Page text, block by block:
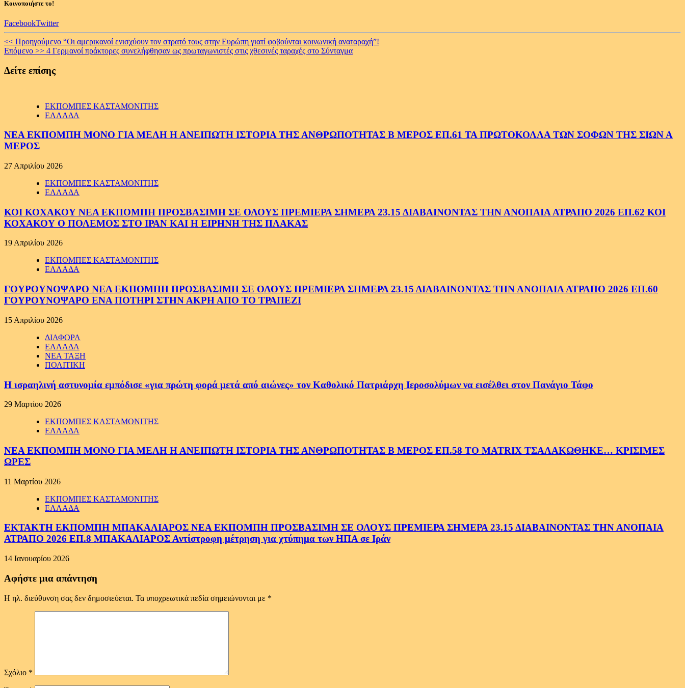
Κοινοποιήστε το!
FacebookTwitter
Continue
Reading
<< Προηγούμενο “Οι αμερικανοί ενισχύουν τον στρατό τους στην Ευρώπη γιατί φοβούνται κοινωνική αναταραχή”!
Επόμενο >> 4 Γερμανοί πράκτορες συνελήφθησαν ως πρωταγωνιστές στις χθεσινές ταραχές στο Σύνταγμα
Δείτε επίσης
ΕΚΠΟΜΠΕΣ ΚΑΣΤΑΜΟΝΙΤΗΣ
ΕΛΛΑΔΑ
ΝΕΑ ΕΚΠΟΜΠΗ ΜΟΝΟ ΓΙΑ ΜΕΛΗ Η ΑΝΕΙΠΩΤΗ ΙΣΤΟΡΙΑ ΤΗΣ ΑΝΘΡΩΠΟΤΗΤΑΣ Β ΜΕΡΟΣ ΕΠ.61 ΤΑ ΠΡΩΤΟΚΟΛΛΑ ΤΩΝ ΣΟΦΩΝ ΤΗΣ ΣΙΩΝ Α
ΜΕΡΟΣ
27 Απριλίου 2026
ΕΚΠΟΜΠΕΣ ΚΑΣΤΑΜΟΝΙΤΗΣ
ΕΛΛΑΔΑ
ΚΟΙ ΚΟΧΑΚΟΥ ΝΕΑ ΕΚΠΟΜΠΗ ΠΡΟΣΒΑΣΙΜΗ ΣΕ ΟΛΟΥΣ ΠΡΕΜΙΕΡΑ ΣΗΜΕΡΑ 23.15 ΔΙΑΒΑΙΝΟΝΤΑΣ ΤΗΝ ΑΝΟΠΑΙΑ ΑΤΡΑΠΟ 2026 ΕΠ.62 ΚΟΙ
ΚΟΧΑΚΟΥ Ο ΠΟΛΕΜΟΣ ΣΤΟ ΙΡΑΝ ΚΑΙ Η ΕΙΡΗΝΗ ΤΗΣ ΠΛΑΚΑΣ
19 Απριλίου 2026
ΕΚΠΟΜΠΕΣ ΚΑΣΤΑΜΟΝΙΤΗΣ
ΕΛΛΑΔΑ
ΓΟΥΡΟΥΝΟΨΑΡΟ ΝΕΑ ΕΚΠΟΜΠΗ ΠΡΟΣΒΑΣΙΜΗ ΣΕ ΟΛΟΥΣ ΠΡΕΜΙΕΡΑ ΣΗΜΕΡΑ 23.15 ΔΙΑΒΑΙΝΟΝΤΑΣ ΤΗΝ ΑΝΟΠΑΙΑ ΑΤΡΑΠΟ 2026 ΕΠ.60
ΓΟΥΡΟΥΝΟΨΑΡΟ ΕΝΑ ΠΟΤΗΡΙ ΣΤΗΝ ΑΚΡΗ ΑΠΟ ΤΟ ΤΡΑΠΕΖΙ
15 Απριλίου 2026
ΔΙΑΦΟΡΑ
ΕΛΛΑΔΑ
ΝΕΑ ΤΑΞΗ
ΠΟΛΙΤΙΚΗ
Η ισραηλινή αστυνομία εμπόδισε «για πρώτη φορά μετά από αιώνες» τον Καθολικό Πατριάρχη Ιεροσολύμων να εισέλθει στον Πανάγιο Τάφο
29 Μαρτίου 2026
ΕΚΠΟΜΠΕΣ ΚΑΣΤΑΜΟΝΙΤΗΣ
ΕΛΛΑΔΑ
ΝΕΑ ΕΚΠΟΜΠΗ ΜΟΝΟ ΓΙΑ ΜΕΛΗ Η ΑΝΕΙΠΩΤΗ ΙΣΤΟΡΙΑ ΤΗΣ ΑΝΘΡΩΠΟΤΗΤΑΣ Β ΜΕΡΟΣ ΕΠ.58 ΤΟ MATRIX ΤΣΑΛΑΚΩΘΗΚΕ… ΚΡΙΣΙΜΕΣ
ΩΡΕΣ
11 Μαρτίου 2026
ΕΚΠΟΜΠΕΣ ΚΑΣΤΑΜΟΝΙΤΗΣ
ΕΛΛΑΔΑ
ΕΚΤΑΚΤΗ ΕΚΠΟΜΠΗ ΜΠΑΚΑΛΙΑΡΟΣ ΝΕΑ ΕΚΠΟΜΠΗ ΠΡΟΣΒΑΣΙΜΗ ΣΕ ΟΛΟΥΣ ΠΡΕΜΙΕΡΑ ΣΗΜΕΡΑ 23.15 ΔΙΑΒΑΙΝΟΝΤΑΣ ΤΗΝ ΑΝΟΠΑΙΑ
ΑΤΡΑΠΟ 2026 ΕΠ.8 ΜΠΑΚΑΛΙΑΡΟΣ Αντίστροφη μέτρηση για χτύπημα των ΗΠΑ σε Ιράν
14 Ιανουαρίου 2026
Αφήστε μια απάντηση
Η ηλ. διεύθυνση σας δεν δημοσιεύεται. Τα υποχρεωτικά πεδία σημειώνονται με *
Σχόλιο *